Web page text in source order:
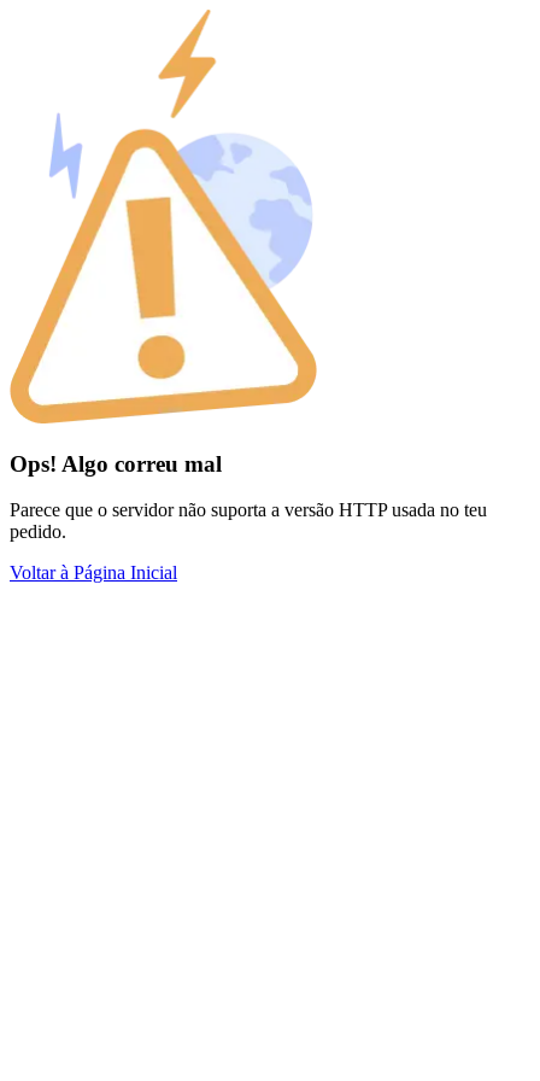
Ops! Algo correu mal
Parece que o servidor não suporta a versão HTTP usada no teu
pedido.
Voltar à Página Inicial